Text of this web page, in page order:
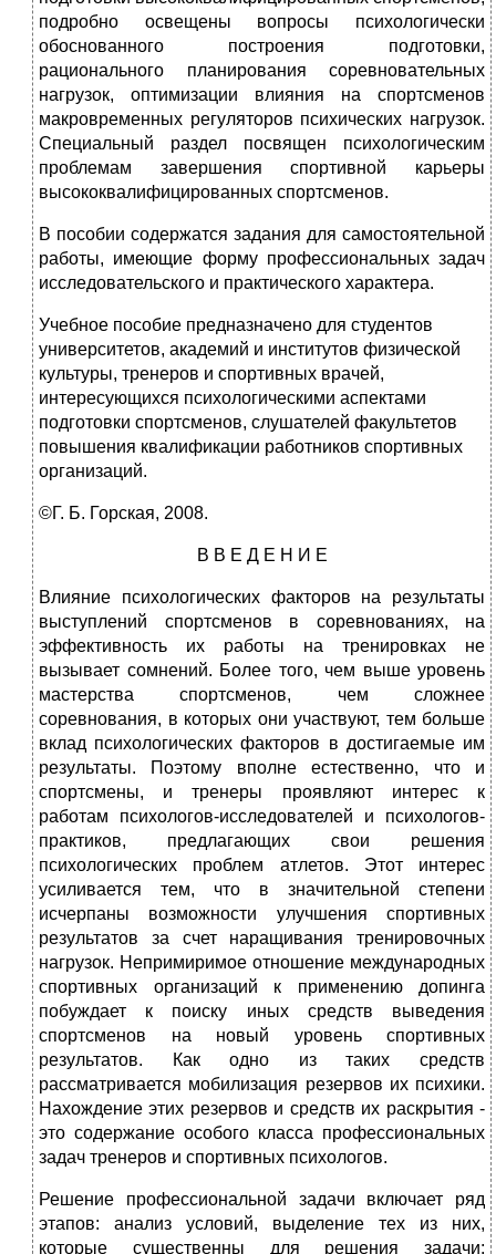
подробно освещены вопросы психологически
обоснованного построения подготовки,
рационального планирования соревновательных
нагрузок, оптимизации влияния на спортсменов
макровременных регуляторов психических нагрузок.
Специальный раздел посвящен психологическим
проблемам завершения спортивной карьеры
высококвалифицированных спортсменов.
В пособии содержатся задания для самостоятельной
работы, имеющие форму профессиональных задач
исследовательского и практического характера.
Учебное пособие предназначено для студентов
университетов, академий и институтов физической
культуры, тренеров и спортивных врачей,
интересующихся психологическими аспектами
подготовки спортсменов, слушателей факультетов
повышения квалификации работников спортивных
организаций.
©Г. Б. Горская, 2008.
В В Е Д Е Н И Е
Влияние психологических факторов на результаты
выступлений спортсменов в соревнованиях, на
эффективность их работы на тренировках не
вызывает сомнений. Более того, чем выше уровень
мастерства спортсменов, чем сложнее
соревнования, в которых они участвуют, тем больше
вклад психологических факторов в достигаемые им
результаты. Поэтому вполне естественно, что и
спортсмены, и тренеры проявляют интерес к
работам психологов-исследователей и психологов-
практиков, предлагающих свои решения
психологических проблем атлетов. Этот интерес
усиливается тем, что в значительной степени
исчерпаны возможности улучшения спортивных
результатов за счет наращивания тренировочных
нагрузок. Непримиримое отношение международных
спортивных организаций к применению допинга
побуждает к поиску иных средств выведения
спортсменов на новый уровень спортивных
результатов. Как одно из таких средств
рассматривается мобилизация резервов их психики.
Нахождение этих резервов и средств их раскрытия -
это содержание особого класса профессиональных
задач тренеров и спортивных психологов.
Решение профессиональной задачи включает ряд
этапов: анализ условий, выделение тех из них,
которые существенны для решения задачи;